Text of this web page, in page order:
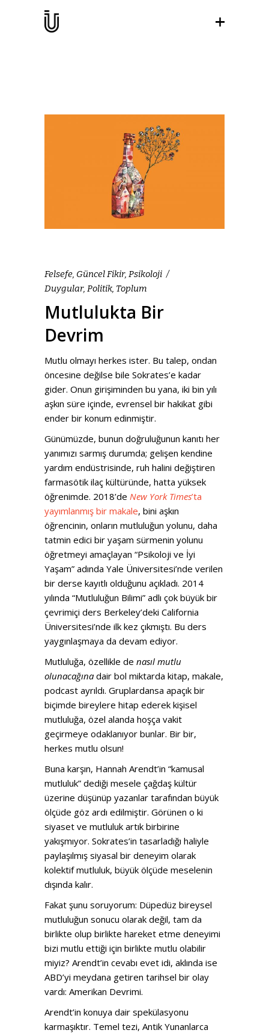
Felsefe, Güncel Fikir, Psikoloji
Duygular, Politik, Toplum
Mutlulukta Bir
Devrim
Mutlu olmayı herkes ister. Bu talep, ondan
öncesine değilse bile Sokrates’e kadar
gider. Onun girişiminden bu yana, iki bin yılı
aşkın süre içinde, evrensel bir hakikat gibi
ender bir konum edinmiştir.
Günümüzde, bunun doğruluğunun kanıtı her
yanımızı sarmış durumda; gelişen kendine
yardım endüstrisinde, ruh halini değiştiren
farmasötik ilaç kültüründe, hatta yüksek
öğrenimde. 2018’de New York Times’ta
yayımlanmış bir makale, bini aşkın
öğrencinin, onların mutluluğun yolunu, daha
tatmin edici bir yaşam sürmenin yolunu
öğretmeyi amaçlayan “Psikoloji ve İyi
Yaşam” adında Yale Üniversitesi’nde verilen
bir derse kayıtlı olduğunu açıkladı. 2014
yılında “Mutluluğun Bilimi” adlı çok büyük bir
çevrimiçi ders Berkeley’deki California
Üniversitesi’nde ilk kez çıkmıştı. Bu ders
yaygınlaşmaya da devam ediyor.
Mutluluğa, özellikle de nasıl mutlu
olunacağına dair bol miktarda kitap, makale,
podcast ayrıldı. Gruplardansa apaçık bir
biçimde bireylere hitap ederek kişisel
mutluluğa, özel alanda hoşça vakit
geçirmeye odaklanıyor bunlar. Bir bir,
herkes mutlu olsun!
Buna karşın, Hannah Arendt’in “kamusal
mutluluk” dediği mesele çağdaş kültür
üzerine düşünüp yazanlar tarafından büyük
ölçüde göz ardı edilmiştir. Görünen o ki
siyaset ve mutluluk artık birbirine
yakışmıyor. Sokrates’in tasarladığı haliyle
paylaşılmış siyasal bir deneyim olarak
kolektif mutluluk, büyük ölçüde meselenin
dışında kalır.
Fakat şunu soruyorum: Düpedüz bireysel
mutluluğun sonucu olarak değil, tam da
birlikte olup birlikte hareket etme deneyimi
bizi mutlu ettiği için birlikte mutlu olabilir
miyiz? Arendt’in cevabı evet idi, aklında ise
ABD’yi meydana getiren tarihsel bir olay
vardı: Amerikan Devrimi.
Arendt’in konuya dair spekülasyonu
karmaşıktır. Temel tezi, Antik Yunanlarca